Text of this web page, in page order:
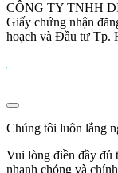
CÔNG TY TNHH
Giấy chứng nhận
hoạch và Đầu tư Tp.
Chúng tôi luôn lắng
Vui lòng điền đầy đủ
nhanh chóng và